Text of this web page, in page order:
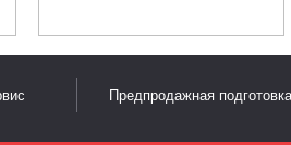
Предпродажная подготовка